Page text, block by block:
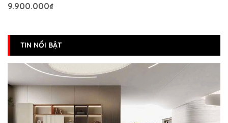
9.900.000₫
TIN NỔI BẬT